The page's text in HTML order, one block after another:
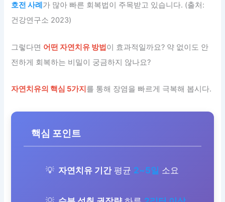
호전 사례가 많아 빠른 회복법이 주목받고 있습니다. (출처:
건강연구소 2023)
그렇다면 어떤 자연치유 방법이 효과적일까요? 약 없이도 안
전하게 회복하는 비밀이 궁금하지 않나요?
자연치유의 핵심 5가지를 통해 장염을 빠르게 극복해 봅시다.
핵심 포인트
자연치유 기간평균 2~5일 소요